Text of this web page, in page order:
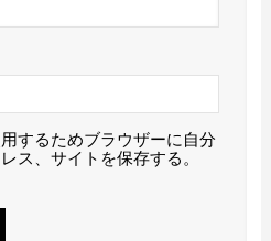
するためブラウザーに自分
ス、サイトを保存する。